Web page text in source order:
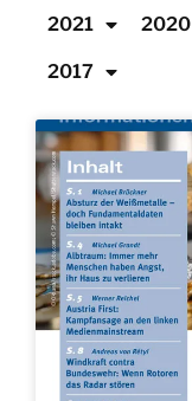
2021 2020
2017